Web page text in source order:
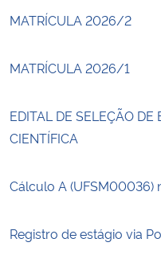
MATRÍCULA 2026/2
MATRÍCULA 2026/1
EDITAL DE SELEÇÃO
CIENTÍFICA
Cálculo A (UFSM00036)
Registro de estágio via